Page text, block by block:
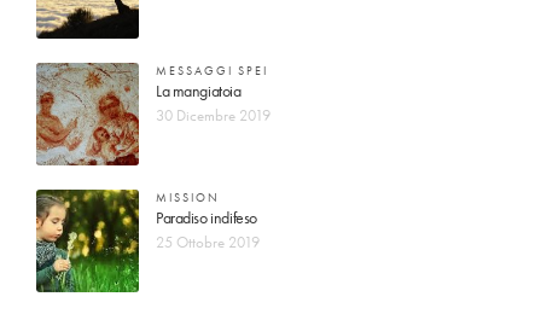
MESSAGGI SPEI
La mangiatoia
30 Dicembre 2019
MISSION
Paradiso indifeso
25 Ottobre 2019